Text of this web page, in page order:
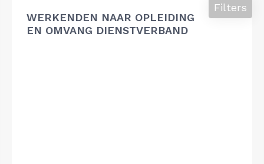
WERKENDEN NAAR OPLEIDING
EN OMVANG DIENSTVERBAND
Filters